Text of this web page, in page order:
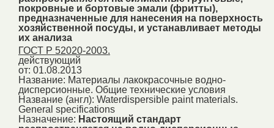
покровные и бортовые эмали (фритты),
предназначенные для нанесения на поверхность
хозяйственной посуды, и устанавливает методы
их анализа
ГОСТ Р 52020-2003.
действующий
от: 01.08.2013
Название: Материалы лакокрасочные водно-
дисперсионные. Общие технические условия
Название (англ): Waterdispersible paint materials.
General specifications
Назначение: Настоящий стандарт